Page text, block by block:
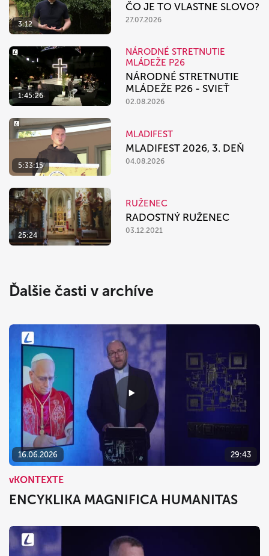
3:12
ČO JE TO VLASTNE SLOVO?
27.07.2026
1:45:26
NÁRODNÉ STRETNUTIE
MLÁDEŽE P26
NÁRODNÉ STRETNUTIE
MLÁDEŽE P26 - SVIEŤ
02.08.2026
5:33:15
MLADIFEST
MLADIFEST 2026, 3. DEŇ
04.08.2026
25:24
RUŽENEC
RADOSTNÝ RUŽENEC
03.12.2021
Ďalšie časti v archíve
16.06.2026 29:43
vKONTEXTE
ENCYKLIKA MAGNIFICA HUMANITAS